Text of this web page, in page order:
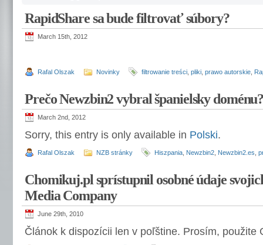
RapidShare sa bude filtrovať súbory?
March 15th, 2012
Rafal Olszak Novinky filtrowanie treści pliki prawo autorskie
Prečo Newzbin2 vybral španielsky
March 2nd, 2012
Sorry, this entry is only available in Polski.
Rafal Olszak NZB stránky Hiszpania Newzbin2 Newzbin2.es
Chomikuj.pl sprístupnil osobné údaje
Media Company
June 29th, 2010
Článok k dispozícii len v poľštine. Prosím, použite